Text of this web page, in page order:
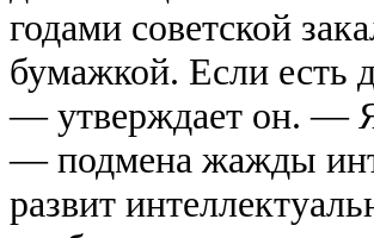
годами советской
бумажкой. Если есть
— утверждает он. — Я
— подмена жажды
развит